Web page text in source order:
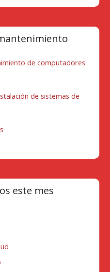
de computadores
de sistemas de
este mes